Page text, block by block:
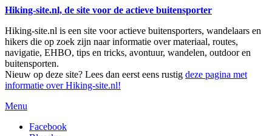
Hiking-site.nl, de site voor de actieve buitensporter
Hiking-site.nl is een site voor actieve buitensporters, wandelaars en
hikers die op zoek zijn naar informatie over materiaal, routes,
navigatie, EHBO, tips en tricks, avontuur, wandelen, outdoor en
buitensporten.
Nieuw op deze site? Lees dan eerst eens rustig deze pagina met
informatie over Hiking-site.nl!
Menu
Facebook